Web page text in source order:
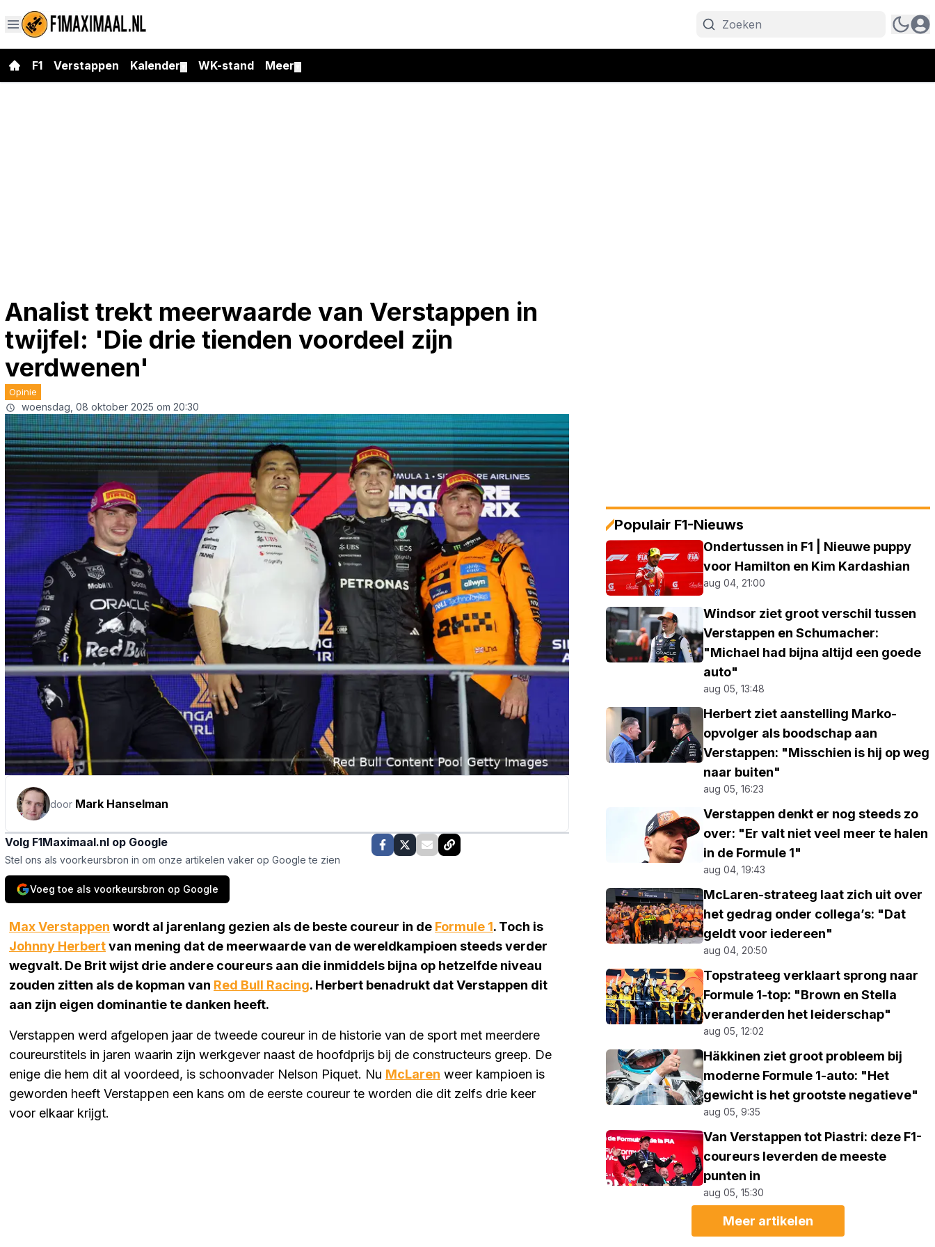
F1 Verstappen Kalender WK-stand Meer
Analist trekt meerwaarde van Verstappen in
twijfel: 'Die drie tienden voordeel zijn
verdwenen'
Opinie
woensdag, 08 oktober 2025 om 20:30
door Mark Hanselman
Volg F1Maximaal.nl op Google
Stel ons als voorkeursbron in om onze artikelen vaker op Google te zien
Voeg toe als voorkeursbron op Google
Max Verstappen wordt al jarenlang gezien als de beste coureur in de Formule 1. Toch is
Johnny Herbertvan mening dat de meerwaarde van de wereldkampioen steeds verder
wegvalt. De Brit wijst drie andere coureurs aan die inmiddels bijna op hetzelfde niveau
zouden zitten als de kopman van Red Bull Racing. Herbert benadrukt dat Verstappen dit
aan zijn eigen dominantie te danken heeft.
Verstappen werd afgelopen jaar de tweede coureur in de historie van de sport met meerdere
coureurstitels in jaren waarin zijn werkgever naast de hoofdprijs bij de constructeurs greep. De
enige die hem dit al voordeed, is schoonvader Nelson Piquet. Nu McLaren weer kampioen is
geworden heeft Verstappen een kans om de eerste coureur te worden die dit zelfs drie keer
voor elkaar krijgt.
Populair F1-Nieuws
Ondertussen in F1 | Nieuwe puppy
voor Hamilton en Kim Kardashian
aug 04, 21:00
Windsor ziet groot verschil tussen
Verstappen en Schumacher:
"Michael had bijna altijd een goede
auto"
aug 05, 13:48
Herbert ziet aanstelling Marko-
opvolger als boodschap aan
Verstappen: "Misschien is hij op weg
naar buiten"
aug 05, 16:23
Verstappen denkt er nog steeds zo
over: "Er valt niet veel meer te halen
in de Formule 1"
aug 04, 19:43
McLaren-strateeg laat zich uit over
het gedrag onder collega’s: "Dat
geldt voor iedereen"
aug 04, 20:50
Topstrateeg verklaart sprong naar
Formule 1-top: "Brown en Stella
veranderden het leiderschap"
aug 05, 12:02
Häkkinen ziet groot probleem bij
moderne Formule 1-auto: "Het
gewicht is het grootste negatieve"
aug 05, 9:35
Van Verstappen tot Piastri: deze F1-
coureurs leverden de meeste
punten in
aug 05, 15:30
Meer artikelen